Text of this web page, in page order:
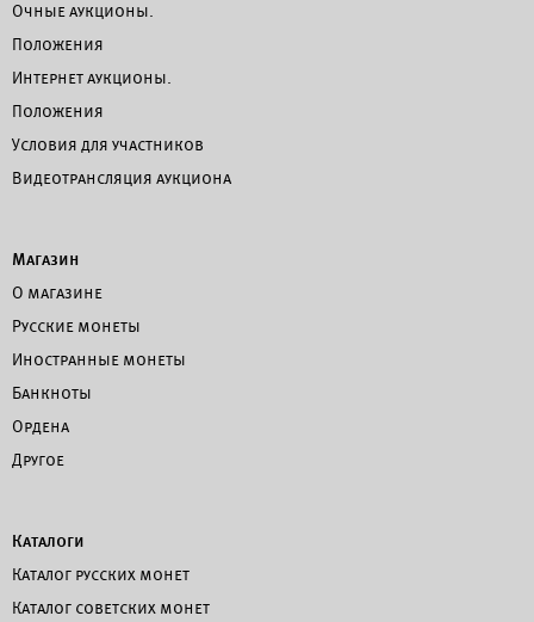
Очные аукционы.
Положения
Интернет аукционы.
Положения
Условия для участников
Видеотрансляция аукциона
Магазин
О магазине
Русские монеты
Иностранные монеты
Банкноты
Ордена
Другое
Каталоги
Каталог русских монет
Каталог советских монет